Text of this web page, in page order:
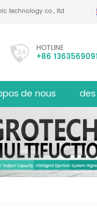
technology co., ltd
HOTLINE
+86
de nous